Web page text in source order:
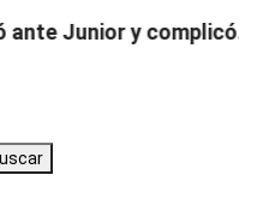
y complicó...